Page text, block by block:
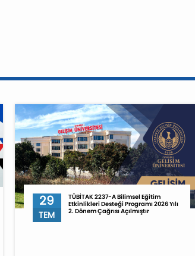
29
TEM
TÜBİTAK 2237-A Bilimsel Eğitim
Etkinlikleri Desteği Programı 2026 Yılı
2. Dönem Çağrısı Açılmıştır